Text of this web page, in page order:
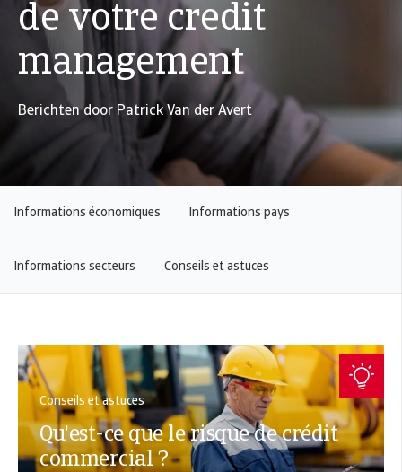
de votre credit
management
Berichten door Patrick Van der Avert
Informations économiques Informations pays
Informations secteurs Conseils et astuces
Conseils et astuces
Qu'est-ce que le risque de crédit
commercial ?